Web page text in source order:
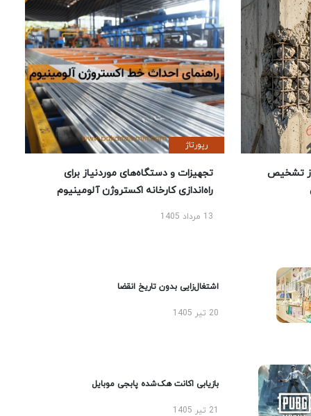
تشخیص
رپورتاژ
تجهیزات و دستگاه‌های موردنیاز برای
راه‌اندازی کارخانه اکستروژن آلومینیوم
13 مرداد 1405
اشتغال‌زایی بدون تاریخ انقضا
20 تیر 1405
بازیابی اکانت هک‌شده پابجی موبایل